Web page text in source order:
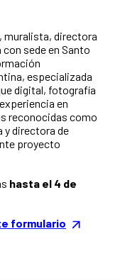
muralista, directora
sede en Santo
especializada
digital, fotografía
en
reconocidas como
y directora de
proyecto
hasta el 4 de
formulario